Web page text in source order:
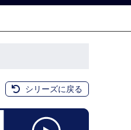
シリーズに戻る